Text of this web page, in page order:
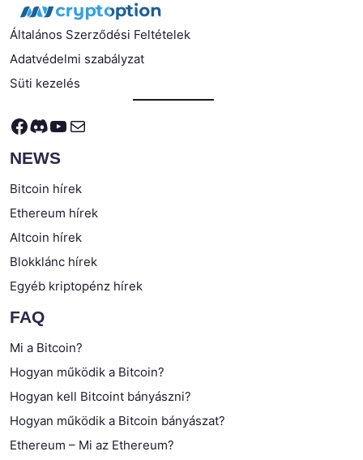
Általános Szerződési Feltételek
Adatvédelmi szabályzat
Süti kezelés
Facebook
Discord
YouTube
Mail
NEWS
Bitcoin hírek
Ethereum hírek
Altcoin hírek
Blokklánc hírek
Egyéb kriptopénz hírek
FAQ
Mi a Bitcoin?
Hogyan működik a Bitcoin?
Hogyan kell Bitcoint bányászni?
Hogyan működik a Bitcoin bányászat?
Ethereum – Mi az Ethereum?